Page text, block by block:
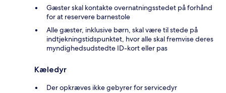
Gæster skal kontakte overnatningsstedet på forhånd
for at reservere barnestole
Alle gæster, inklusive børn, skal være til stede på
indtjekningstidspunktet, hvor alle skal fremvise deres
myndighedsudstedte ID-kort eller pas
Kæledyr
Der opkræves ikke gebyrer for servicedyr